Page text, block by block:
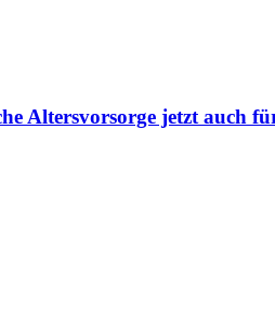
Altersvorsorge jetzt auch